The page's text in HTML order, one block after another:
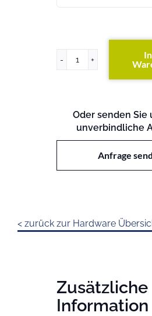
ProLiant
Oder senden Sie
unverbindliche
Anfrage
< zurück zur Hardware
Zusätzliche
Information